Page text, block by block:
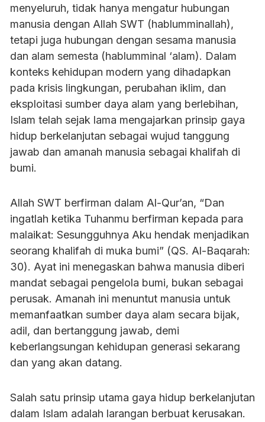
menyeluruh, tidak hanya mengatur hubungan
manusia dengan Allah SWT (hablumminallah),
tetapi juga hubungan dengan sesama manusia
dan alam semesta (hablumminal ‘alam). Dalam
konteks kehidupan modern yang dihadapkan
pada krisis lingkungan, perubahan iklim, dan
eksploitasi sumber daya alam yang berlebihan,
Islam telah sejak lama mengajarkan prinsip gaya
hidup berkelanjutan sebagai wujud tanggung
jawab dan amanah manusia sebagai khalifah di
bumi.
Allah SWT berfirman dalam Al-Qur’an, “Dan
ingatlah ketika Tuhanmu berfirman kepada para
malaikat: Sesungguhnya Aku hendak menjadikan
seorang khalifah di muka bumi” (QS. Al-Baqarah:
30). Ayat ini menegaskan bahwa manusia diberi
mandat sebagai pengelola bumi, bukan sebagai
perusak. Amanah ini menuntut manusia untuk
memanfaatkan sumber daya alam secara bijak,
adil, dan bertanggung jawab, demi
keberlangsungan kehidupan generasi sekarang
dan yang akan datang.
Salah satu prinsip utama gaya hidup berkelanjutan
dalam Islam adalah larangan berbuat kerusakan.